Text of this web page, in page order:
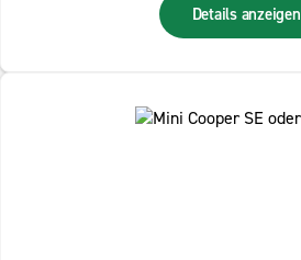
Details anzeigen